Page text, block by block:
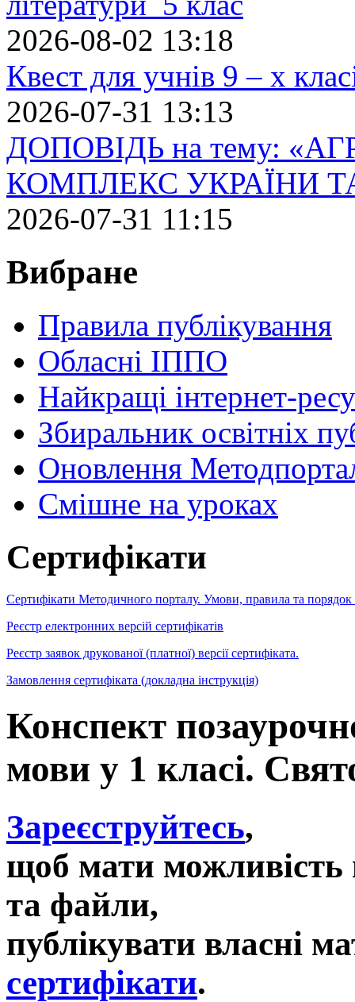
2026-08-02 13:18
Квест для учнів 9 – х
2026-07-31 13:13
ДОПОВІДЬ на тему:
КОМПЛЕКС УКРАЇНИ
2026-07-31 11:15
Вибране
Правила публікування
Обласні ІППО
Найкращі інтернет-
Збиральник освітніх
Оновлення
Cмішне на уроках
Сертифікати
Сертифікати Методичного порталу. Умови, правила та порядок
Реєстр електронних версій сертифікатів
Реєстр заявок друкованої (платної) версії сертифіката.
Замовлення сертифіката (докладна інструкція)
Конспект
мови у 1 класі.
Зареєструйтесь,
щоб мати можливість
та файли,
публікувати власні
сертифікати.